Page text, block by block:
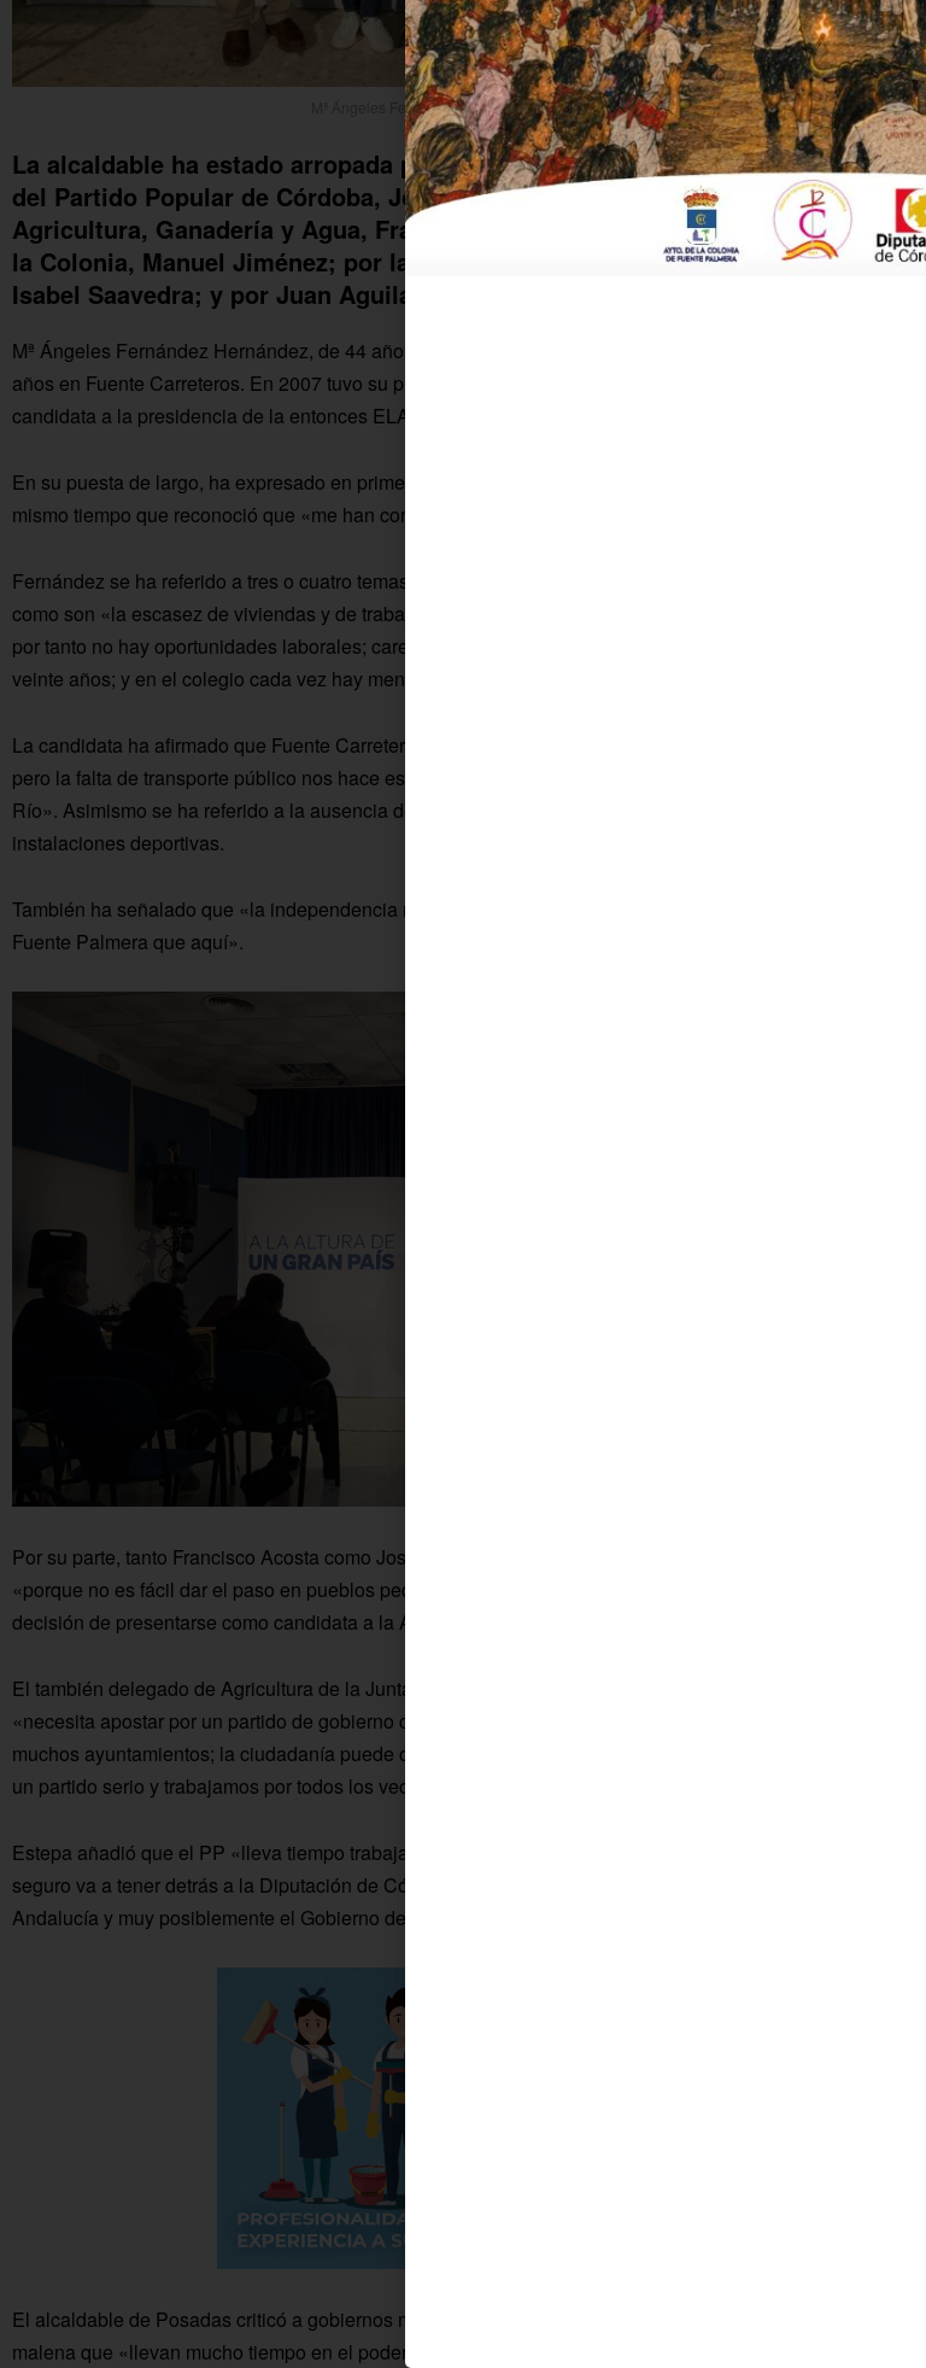
Mª Ángeles Fernández, segunda por la derecha.
La alcaldable ha estado arropada por el vicesecretario general de Organización
del Partido Popular de Córdoba, José María Estepa; por el coordinador de
Agricultura, Ganadería y Agua, Francisco Acosta; por el presidente del PP de
la Colonia, Manuel Jiménez; por la candidata a la Alcaldía de Fuente Palmera,
Isabel Saavedra; y por Juan Aguilar (PP Fuente Carreteros).
Mª Ángeles Fernández Hernández, de 44 años, peluquera de profesión y oriunda de Cataluña, lleva 23
años en Fuente Carreteros. En 2007 tuvo su primera incursión en la política activa al presentarse como
candidata a la presidencia de la entonces ELA.
En su puesta de largo, ha expresado en primer lugar su ilusión por encabezar la lista del Partido Popular al
mismo tiempo que reconoció que «me han convencido y me he dejado convencer, también».
Fernández se ha referido a tres o cuatro temas principales que en su opinión lastran a Fuente Carreteros,
como son «la escasez de viviendas y de trabajo que obligan a los jóvenes a marcharse; no hay empresas y
por tanto no hay oportunidades laborales; carecemos de un polígono industrial del que llevan hablando
veinte años; y en el colegio cada vez hay menos niños».
La candidata ha afirmado que Fuente Carreteros «tiene mucho potencial y una buena situación geográfica,
pero la falta de transporte público nos hace estar lejos de pueblos tan cercanos como Écija o Palma del
Río». Asimismo se ha referido a la ausencia de un paso seguro en la carretera para llegar a las
instalaciones deportivas.
También ha señalado que «la independencia no ha mejorado nada y que ahora el alcalde está más en
Fuente Palmera que aquí».
Por su parte, tanto Francisco Acosta como José María Estepa han valorado la valentía de Mª Ángeles
«porque no es fácil dar el paso en pueblos pequeños, por lo que agradecemos que haya tomado la
decisión de presentarse como candidata a la Alcaldía».
El también delegado de Agricultura de la Junta de Andalucía en Córdoba indicó que Fuente Carreteros
«necesita apostar por un partido de gobierno como el PP, que lo hace de manera firme en la Junta y en
muchos ayuntamientos; la ciudadanía puede confiar en nosotros porque cuando nos dejan gobernar somos
un partido serio y trabajamos por todos los vecinos».
Estepa añadió que el PP «lleva tiempo trabajando en Fuente Carreteros con un proyecto serio que a buen
seguro va a tener detrás a la Diputación de Córdoba a partir del 28 de mayo, además de la Junta de
Andalucía y muy posiblemente el Gobierno de España a finales de año».
El alcaldable de Posadas criticó a gobiernos municipales como los de Fuente Carreteros o la localidad
malena que «llevan mucho tiempo en el poder y se creen que esto es suyo, nos ningunean y no escuchan